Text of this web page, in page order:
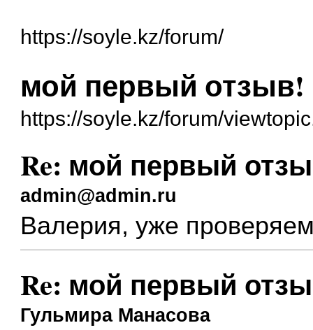
https://soyle.kz/forum/
мой первый отзыв!
https://soyle.kz/forum/
Re: мой первый
admin@admin.ru
Валерия, уже
Re: мой первый
Гульмира Манасова